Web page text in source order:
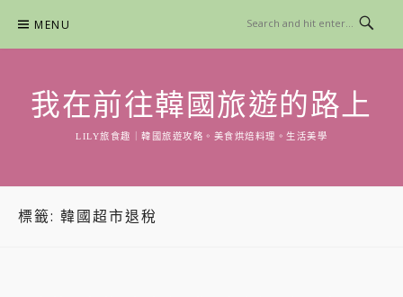
content
MENU
我在前往韓國旅遊的路上
LILY旅食趣｜韓國旅遊攻略。美食烘焙料理。生活美學
標籤: 韓國超市退稅